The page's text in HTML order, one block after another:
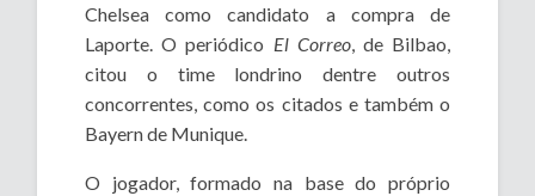
Chelsea como candidato a compra de
Laporte. O periódico El Correo, de Bilbao,
citou o time londrino dentre outros
concorrentes, como os citados e também o
Bayern de Munique.
O jogador, formado na base do próprio